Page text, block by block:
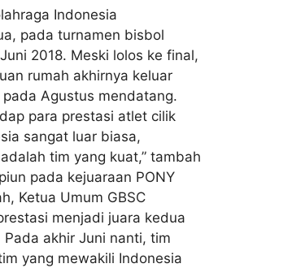
Indonesia
pada turnamen bisbol
2018. Meski lolos ke final,
rumah akhirnya keluar
Agustus mendatang.
para prestasi atlet cilik
sangat luar biasa,
tim yang kuat,” tambah
pada kejuaraan PONY
Ketua Umum GBSC
menjadi juara kedua
akhir Juni nanti, tim
yang mewakili Indonesia